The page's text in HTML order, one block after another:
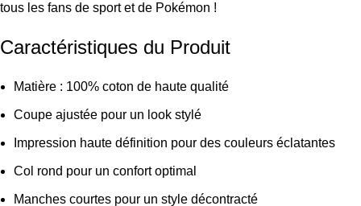
tous les fans de sport et de Pokémon !
Caractéristiques du Produit
Matière : 100% coton de haute qualité
Coupe ajustée pour un look stylé
Impression haute définition pour des couleurs éclatantes
Col rond pour un confort optimal
Manches courtes pour un style décontracté